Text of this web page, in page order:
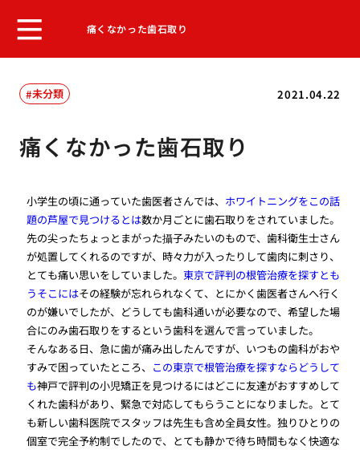
痛くなかった歯石取り
2021.04.22
未分類
痛くなかった歯石取り
小学生の頃に通っていた歯医者さんでは、 ホワイトニングをこの話
題の芦屋で見つけるとは数か月ごとに歯石取りをされていました。
先の尖ったちょっとまがった攝子みたいのもので、歯科衛生士さん
が処置してくれるのですが、時々力が入ったりして歯肉に刺さり、
とても痛い思いをしていました。東京で評判の根管治療を探すとも
うそこにはその経験が忘れられなくて、とにかく歯医者さんへ行く
のが嫌いでしたが、どうしても歯科通いが必要なので、希望した場
合にのみ歯石取りをするという歯科を選んで言っていました。
そんなある日、急に歯が痛み出したんですが、いつもの歯科がおや
すみで困っていたところ、 この東京で根管治療を探すならどうして
も神戸で評判の小児矯正を見つけるにはどこに友達がおすすめして
くれた歯科があり、緊急で対応してもらうことになりました。とて
も新しい歯科医院でスタッフは先生も含め全員女性。独りひとりの
個室で完全予約制でしたので、とても静かで待ち時間もなく快適な